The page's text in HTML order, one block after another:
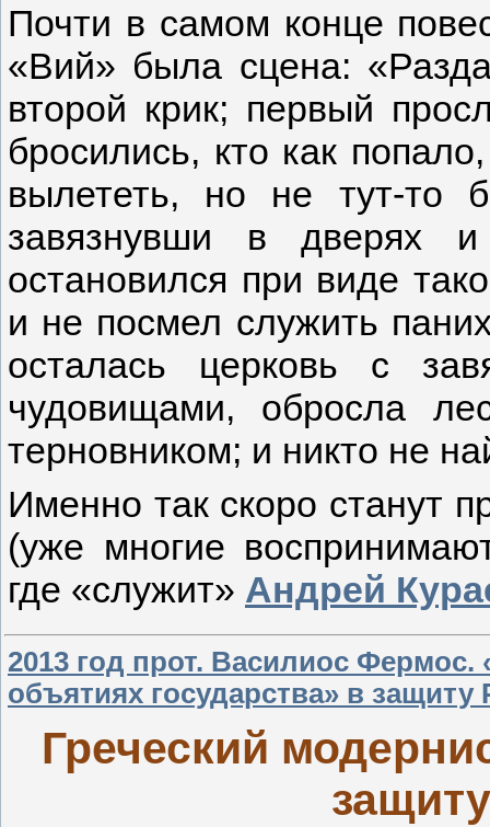
Почти в самом конце
«Вий» была сцена:
второй крик; первый
бросились, кто как
вылететь, но не тут-то
завязнувши в дверях
остановился при виде
и не посмел служить
осталась церковь с
чудовищами, обросла
терновником; и никто не
Именно так скоро станут
(уже многие
где «служит» Андрей
2013 год прот. Василиос
объятиях государства» в защиту
Греческий